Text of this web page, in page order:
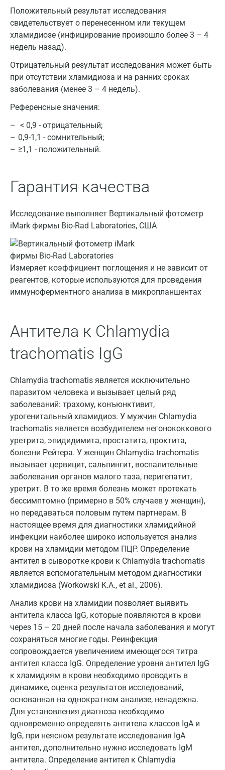
Положительный результат исследования
свидетельствует о перенесенном или текущем
хламидиозе (инфицирование произошло более 3 – 4
недель назад).
Отрицательный результат исследования может быть
при отсутствии хламидиоза и на ранних сроках
заболевания (менее 3 – 4 недель).
Референсные значения:
< 0,9 - отрицательный;
0,9-1,1 - сомнительный;
≥1,1 - положительный.
Гарантия качества
Исследование выполняет Вертикальный фотометр
iMark фирмы Bio-Rad Laboratories, США
Измеряет коэффициент поглощения и не зависит от
реагентов, которые используются для проведения
иммуноферментного анализа в микропланшентах
Антитела к Chlamydia
trachomatis IgG
Chlamydia trachomatis является исключительно
паразитом человека и вызывает целый ряд
заболеваний: трахому, конъюнктивит,
урогенитальный хламидиоз. У мужчин Chlamydia
trachomatis является возбудителем негонококкового
уретрита, эпидидимита, простатита, проктита,
болезни Рейтера. У женщин Chlamydia trachomatis
вызывает цервицит, сальпингит, воспалительные
заболевания органов малого таза, перигепатит,
уретрит. В то же время болезнь может протекать
бессимптомно (примерно в 50% случаев у женщин),
но передаваться половым путем партнерам. В
настоящее время для диагностики хламидийной
инфекции наиболее широко используется анализ
крови на хламидии методом ПЦР. Определение
антител в сыворотке крови к Chlamydia trachomatis
является вспомогательным методом диагностики
хламидиоза (Workowski K.A., et al., 2006).
Анализ крови на хламидии позволяет выявить
антитела класса IgG, которые появляются в крови
через 15 – 20 дней после начала заболевания и могут
сохраняться многие годы. Реинфекция
сопровождается увеличением имеющегося титра
антител класса IgG. Определение уровня антител IgG
к хламидиям в крови необходимо проводить в
динамике, оценка результатов исследований,
основанная на однократном анализе, ненадежна.
Для установления диагноза необходимо
одновременно определять антитела классов IgA и
IgG, при неясном результате исследования IgA
антител, дополнительно нужно исследовать IgM
антитела. Определение антител к Chlamydia
Москва
Санкт-Петербург
Нижний Новгород
Казань
Альметьевск
Апрелевка
Армавир
Барнаул
Великий Новгород
Видное
Владимир
Волгоград
Всеволожск
Гатчина
Геленджик
Голубое
Дзержинск
Дзержинский
Дмитров
Долгопрудный
Домодедово
Екатеринбург
Жуковский
Звенигород
Иваново
Ивантеевка
Ижевск
Истра
Йошкар-Ола
Калининград
Калуга
Кемерово